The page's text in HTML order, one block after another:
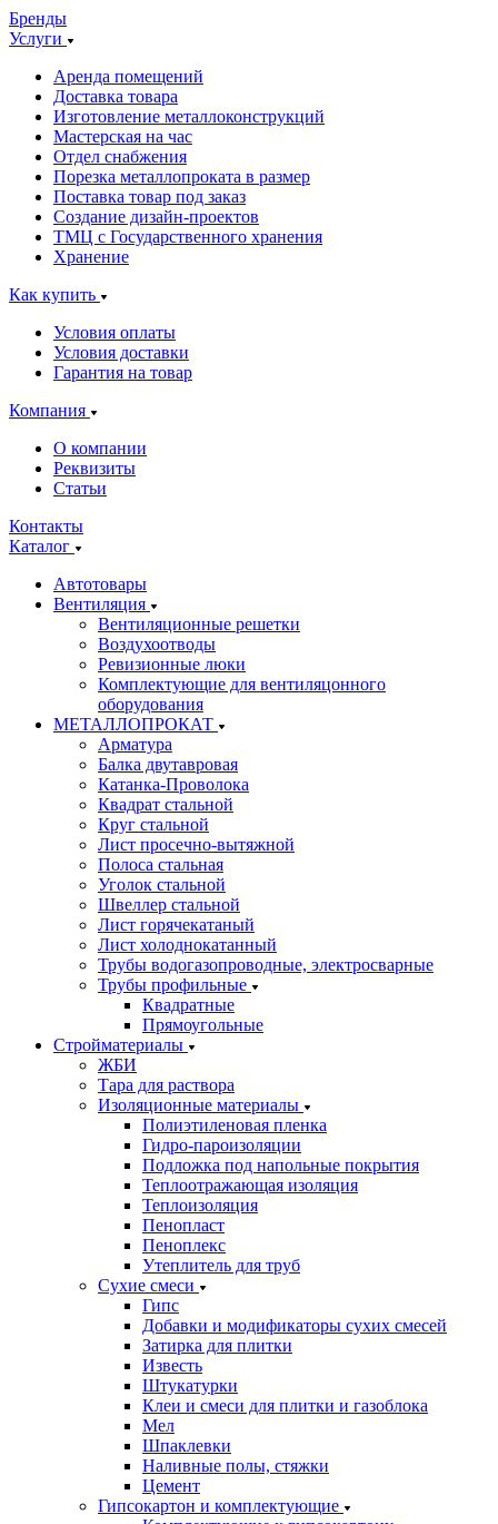
Бренды
Услуги
Аренда помещений
Доставка товара
Изготовление металлоконструкций
Мастерская на час
Отдел снабжения
Порезка металлопроката в размер
Поставка товар под заказ
Создание дизайн-проектов
ТМЦ с Государственного хранения
Хранение
Как купить
Условия оплаты
Условия доставки
Гарантия на товар
Компания
О компании
Реквизиты
Статьи
Контакты
Каталог
Автотовары
Вентиляция
Вентиляционные решетки
Воздухоотводы
Ревизионные люки
Комплектующие для вентиляцонного
оборудования
МЕТАЛЛОПРОКАТ
Арматура
Балка двутавровая
Катанка-Проволока
Квадрат стальной
Круг стальной
Лист просечно-вытяжной
Полоса стальная
Уголок стальной
Швеллер стальной
Лист горячекатаный
Лист холоднокатанный
Трубы водогазопроводные, электросварные
Трубы профильные
Квадратные
Прямоугольные
Стройматериалы
ЖБИ
Тара для раствора
Изоляционные материалы
Полиэтиленовая пленка
Гидро-пароизоляции
Подложка под напольные покрытия
Теплоотражающая изоляция
Теплоизоляция
Пенопласт
Пеноплекс
Утеплитель для труб
Сухие смеси
Гипс
Добавки и модификаторы сухих смесей
Затирка для плитки
Известь
Штукатурки
Клеи и смеси для плитки и газоблока
Мел
Шпаклевки
Наливные полы, стяжки
Цемент
Гипсокартон и комплектующие